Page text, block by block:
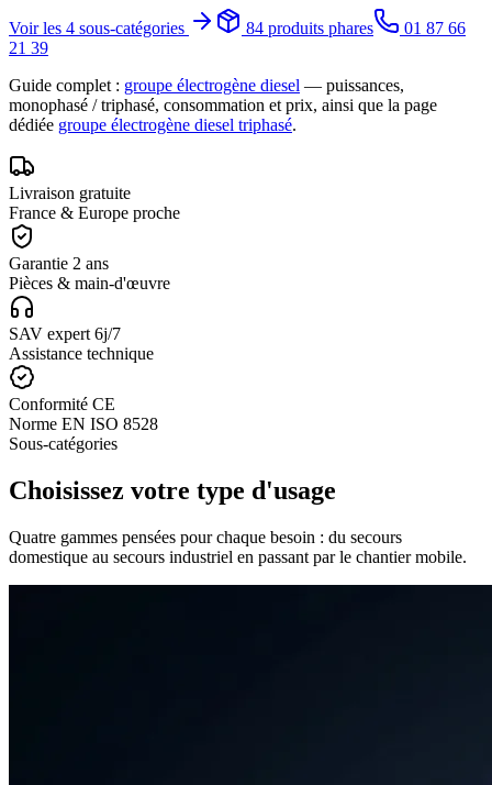
Voir les 4 sous-catégories 84 produits phares
01 87 66
21 39
Guide complet : groupe électrogène diesel — puissances,
monophasé / triphasé, consommation et prix, ainsi que la page
dédiée groupe électrogène diesel triphasé.
Livraison gratuite
France & Europe proche
Garantie 2 ans
Pièces & main-d'œuvre
SAV expert 6j/7
Assistance technique
Conformité CE
Norme EN ISO 8528
Sous-catégories
Choisissez votre type d'usage
Quatre gammes pensées pour chaque besoin : du secours
domestique au secours industriel en passant par le chantier mobile.